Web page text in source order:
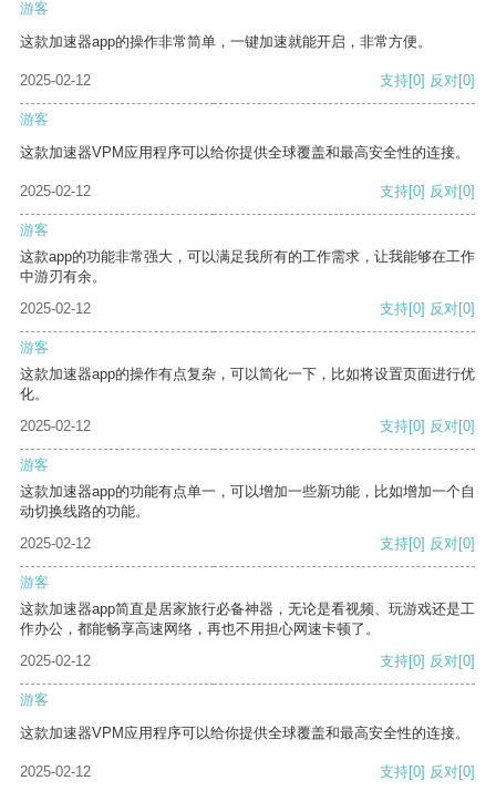
游客
这款加速器app的操作非常简单，一键加速就能开启，非常方便。
2025-02-12 支持[0] 反对[0]
游客
这款加速器VPM应用程序可以给你提供全球覆盖和最高安全性的连接。
2025-02-12 支持[0] 反对[0]
游客
这款app的功能非常强大，可以满足我所有的工作需求，让我能够在工作
中游刃有余。
2025-02-12
支持[0] 反对[0]
游客
这款加速器app的操作有点复杂，可以简化一下，比如将设置页面进行优
化。
2025-02-12
支持[0] 反对[0]
游客
这款加速器app的功能有点单一，可以增加一些新功能，比如增加一个自
动切换线路的功能。
2025-02-12
支持[0] 反对[0]
游客
这款加速器app简直是居家旅行必备神器，无论是看视频、玩游戏还是工
作办公，都能畅享高速网络，再也不用担心网速卡顿了。
2025-02-12
支持[0] 反对[0]
游客
这款加速器VPM应用程序可以给你提供全球覆盖和最高安全性的连接。
2025-02-12 支持[0] 反对[0]